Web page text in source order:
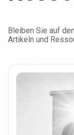
Bleiben Sie auf
Artikeln und